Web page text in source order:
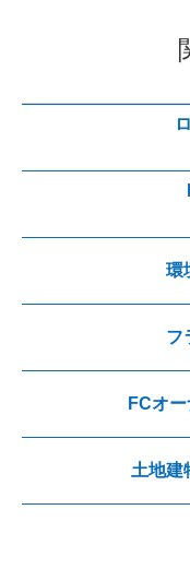
環
フ
FCオ
土地建